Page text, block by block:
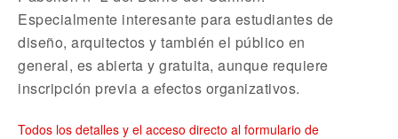
Especialmente interesante para estudiantes de
diseño, arquitectos y también el público en
general, es abierta y gratuita, aunque requiere
inscripción previa a efectos organizativos.
Todos los detalles y el acceso directo al formulario de